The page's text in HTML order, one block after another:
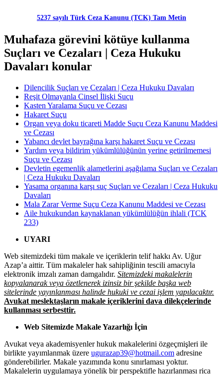
5237 sayılı Türk Ceza Kanunu (TCK) Tam Metin
Muhafaza görevini kötüye kullanma
Suçları ve Cezaları | Ceza Hukuku
Davaları konular
Dilencilik Suçları ve Cezaları | Ceza Hukuku Davaları
Reşit Olmayanla Cinsel İlişki Suçu
Kasten Yaralama Suçu ve Cezası
Hakaret Suçu
Organ veya doku ticareti Madde Suçu Ceza Kanunu Maddesi
ve Cezası
Yabancı devlet bayrağına karşı hakaret Suçu ve Cezası
Yardım veya bildirim yükümlülüğünün yerine getirilmemesi
Suçu ve Cezası
Devletin egemenlik alametlerini aşağılama Suçları ve Cezaları
| Ceza Hukuku Davaları
Yasama organına karşı suç Suçları ve Cezaları | Ceza Hukuku
Davaları
Mala Zarar Verme Suçu Ceza Kanunu Maddesi ve Cezası
Aile hukukundan kaynaklanan yükümlülüğün ihlali (TCK
233)
UYARI
Web sitemizdeki tüm makale ve içeriklerin telif hakkı Av. Uğur
Azap’a aittir. Tüm makaleler hak sahipliğinin tescili amacıyla
elektronik imzalı zaman damgalıdır. Sitemizdeki makalelerin
kopyalanarak veya özetlenerek izinsiz bir şekilde başka web
sitelerinde yayınlanması halinde hukuki ve cezai işlem yapılacaktır.
Avukat meslektaşların makale içeriklerini dava dilekçelerinde
kullanması serbesttir.
Web Sitemizde Makale Yazarlığı İçin
Avukat veya akademisyenler hukuk makalelerini özgeçmişleri ile
birlikte yayımlanmak üzere ugurazap39@hotmail.com adresine
gönderebilirler. Makale yazımında konu sınırlaması yoktur.
Makalelerin uygulamaya yönelik bir perspektifle hazırlanması rica